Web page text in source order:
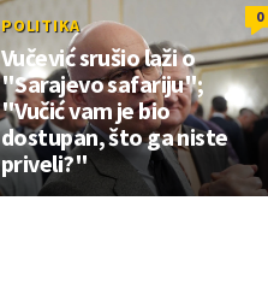
0
POLITIKA
Vučević srušio laži o
"Sarajevo safariju";
"Vučić vam je bio
dostupan, što ga niste
priveli?"